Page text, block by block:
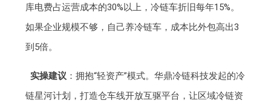
库电费占运营成本的30%以上，冷链车折旧每年15%。
如果企业规模不够，自己养冷链车，成本比外包高出3
到5倍。
实操建议 ：拥抱“轻资产”模式。华鼎冷链科技发起的冷
链星河计划，打造仓车线开放互驱平台，让区域冷链资